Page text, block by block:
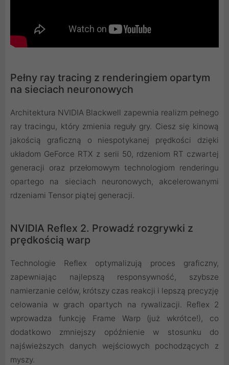
Pełny ray tracing z renderingiem opartym
na sieciach neuronowych
Architektura NVIDIA Blackwell zapewnia realizm pełnego
ray tracingu, który zmienia reguły gry. Ciesz się kinową
jakością graficzną o niespotykanej prędkości dzięki
układom GeForce RTX z serii 50, rdzeniom RT czwartej
generacji oraz przełomowym technologiom renderingu
opartego na sieciach neuronowych, akcelerowanymi
rdzeniami Tensor piątej generacji.
NVIDIA Reflex 2. Prowadź rozgrywki z
prędkością warp
Technologie Reflex optymalizują proces graficzny,
zapewniając najlepszą responsywność, szybsze
namierzanie celów, krótszy czas reakcji i lepszą precyzję
celowania w grach opartych na rywalizacji. Reflex 2
wprowadza funkcję Frame Warp (już wkrótce!), co
dodatkowo zmniejszy opóźnienie w stosunku do
najświeższych danych wejściowych pochodzących z
myszy.